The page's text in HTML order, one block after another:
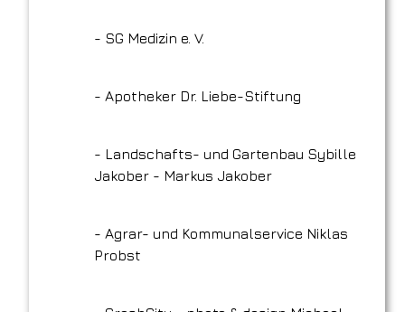
- ‎SG Medizin e. V.
- Apotheker Dr. Liebe-Stiftung
- Landschafts- und Gartenbau Sybille
Jakober - Markus Jakober
- Agrar- und Kommunalservice Niklas
Probst